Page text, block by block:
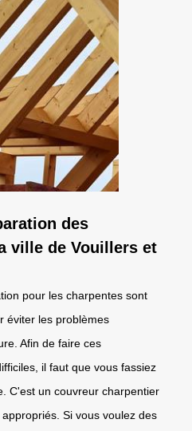
des
ville de Vouillers et
pour les charpentes sont
éviter les problèmes
Afin de faire ces
il faut que vous fassiez
C'est un couvreur charpentier
Si vous voulez des